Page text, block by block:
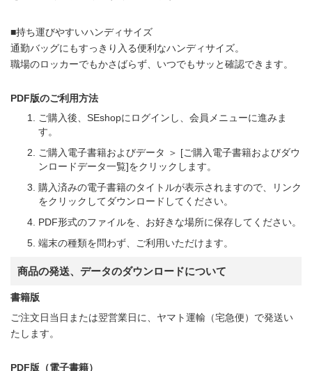
■持ち運びやすいハンディサイズ
通勤バッグにもすっきり入る便利なハンディサイズ。
職場のロッカーでもかさばらず、いつでもサッと確認できます。
PDF版のご利用方法
ご購入後、SEshopにログインし、会員メニューに進みま
す。
ご購入電子書籍およびデータ ＞ [ご購入電子書籍およびダウ
ンロードデータ一覧]をクリックします。
購入済みの電子書籍のタイトルが表示されますので、リンク
をクリックしてダウンロードしてください。
PDF形式のファイルを、お好きな場所に保存してください。
端末の種類を問わず、ご利用いただけます。
商品の発送、データのダウンロードについて
書籍版
ご注文日当日または翌営業日に、ヤマト運輸（宅急便）で発送い
たします。
PDF版（電子書籍）